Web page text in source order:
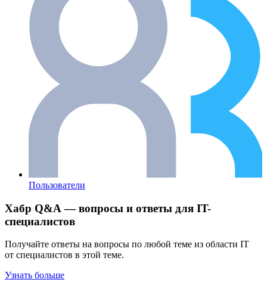
Пользователи
Хабр Q&A — вопросы и ответы для IT-
специалистов
Получайте ответы на вопросы по любой теме из области IT
от специалистов в этой теме.
Узнать больше